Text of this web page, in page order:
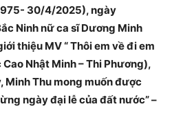
30/4/2025), ngày
Ninh nữ ca sĩ Dương Minh
thiệu MV “ Thôi em về đi em
Nhật Minh – Thi Phương),
Minh Thu mong muốn được
ngày đại lễ của đất nước” –